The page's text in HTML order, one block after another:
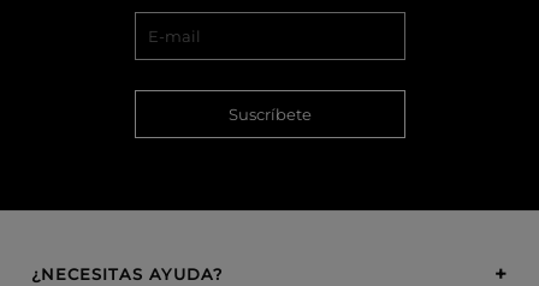
Suscríbete
¿NECESITAS AYUDA?